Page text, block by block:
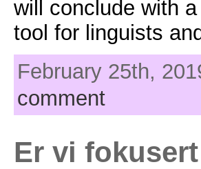
will conclude with
tool for linguists
February 25th,
comment
Er vi